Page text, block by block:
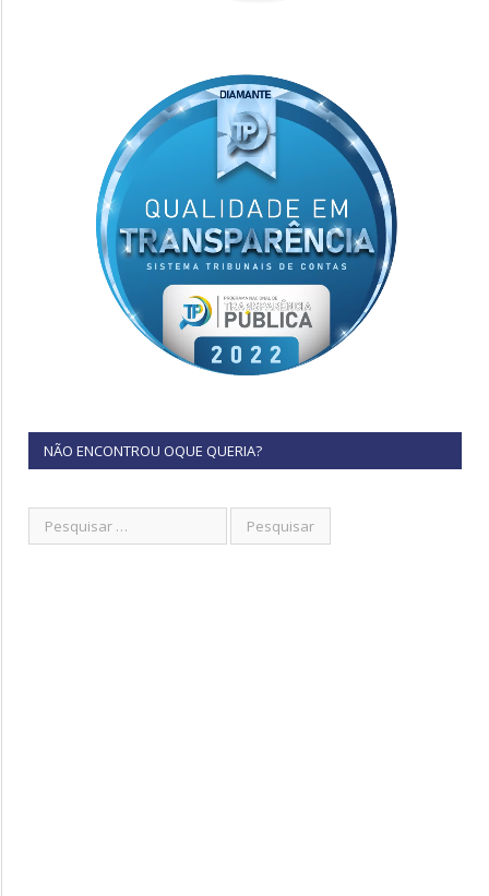
NÃO ENCONTROU OQUE QUERIA?